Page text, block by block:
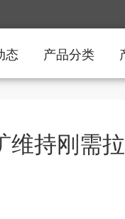
态 产品分类
维持刚需